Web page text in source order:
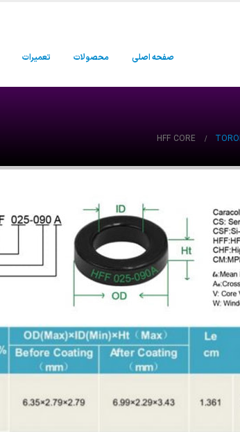
صفحه اصلی محصولات تعمیرات
HFF CORE